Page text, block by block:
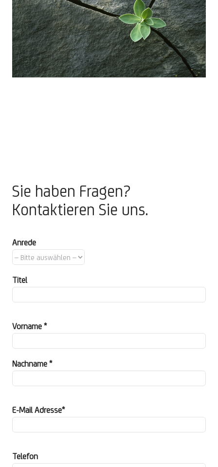
Sie haben Fragen?
Kontaktieren Sie uns.
Anrede
Titel
Vorname *
Nachname *
E-Mail Adresse*
Telefon